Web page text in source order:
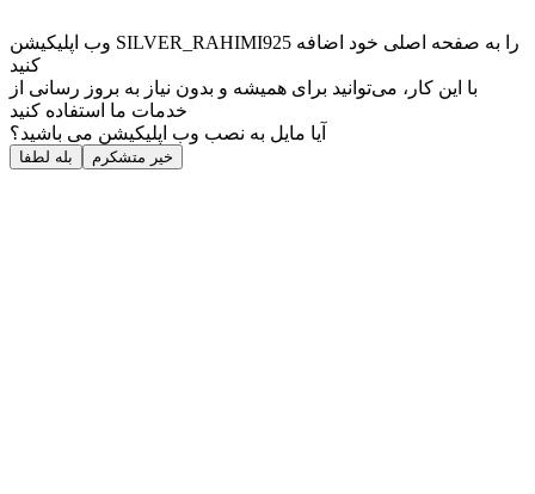
وب ‌اپلیکیشن SILVER_RAHIMI925 را به صفحه اصلی خود اضافه
کنید
با این کار، می‌توانید برای همیشه و بدون نیاز به بروز ‌رسانی از
خدمات ما استفاده کنید
آیا مایل به نصب وب اپلیکیشن می باشید؟
بله لطفا خیر متشکرم